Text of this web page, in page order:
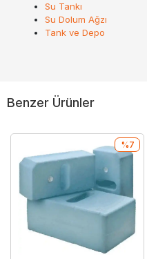
Su Tankı
Su Dolum Ağzı
Tank ve Depo
Benzer Ürünler
%7